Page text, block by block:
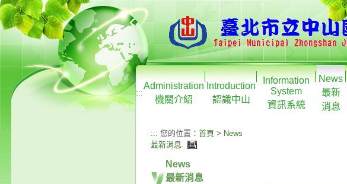
:::
Administration
機關介紹
Introduction
認識中山
Information
System
資訊系統
News
最新
消息
::: 您的位置： 首頁 > News
最新消息.
News
最新消息